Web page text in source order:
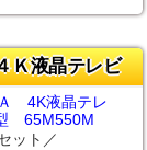
Ｋ液晶テレビ
4K液晶テレ
65M550M
ット／